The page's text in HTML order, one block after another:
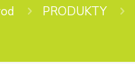
PRODUKTY